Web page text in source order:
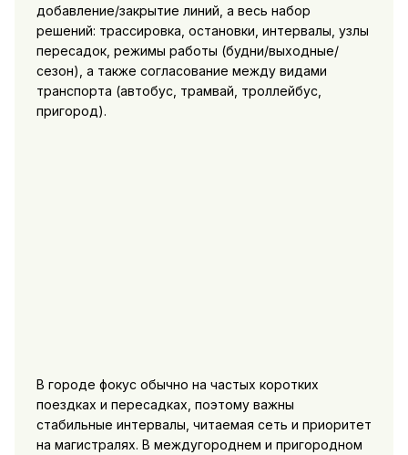
добавление/закрытие линий, а весь набор
решений: трассировка, остановки, интервалы, узлы
пересадок, режимы работы (будни/выходные/
сезон), а также согласование между видами
транспорта (автобус, трамвай, троллейбус,
пригород).
В городе фокус обычно на частых коротких
поездках и пересадках, поэтому важны
стабильные интервалы, читаемая сеть и приоритет
на магистралях. В междугороднем и пригородном